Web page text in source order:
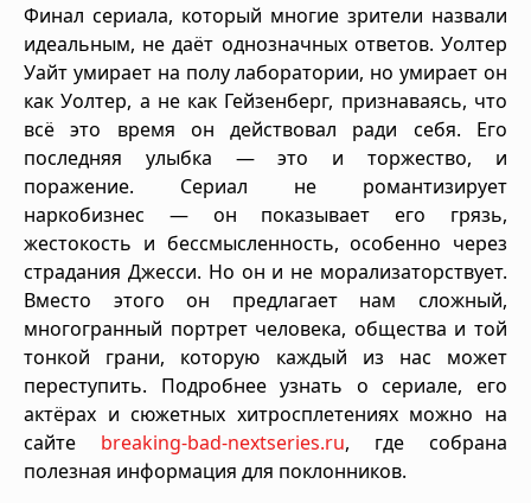
Финал сериала, который многие зрители назвали
идеальным, не даёт однозначных ответов. Уолтер
Уайт умирает на полу лаборатории, но умирает он
как Уолтер, а не как Гейзенберг, признаваясь, что
всё это время он действовал ради себя. Его
последняя улыбка — это и торжество, и
поражение. Сериал не романтизирует
наркобизнес — он показывает его грязь,
жестокость и бессмысленность, особенно через
страдания Джесси. Но он и не морализаторствует.
Вместо этого он предлагает нам сложный,
многогранный портрет человека, общества и той
тонкой грани, которую каждый из нас может
переступить. Подробнее узнать о сериале, его
актёрах и сюжетных хитросплетениях можно на
сайте breaking-bad-nextseries.ru, где собрана
полезная информация для поклонников.